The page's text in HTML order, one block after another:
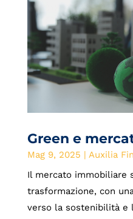
Green e
Mag 9, 2025 | Auxilia
Il mercato immobiliare
trasformazione, con
verso la sostenibilità e